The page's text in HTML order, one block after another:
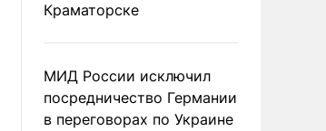
Краматорске
МИД России исключил
посредничество Германии
в переговорах по Украине